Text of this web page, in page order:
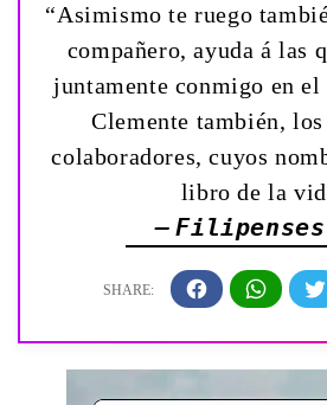
“Asimismo te ruego
compañero, ayuda á las
juntamente conmigo en
Clemente también, los
colaboradores, cuyos
libro de la
—